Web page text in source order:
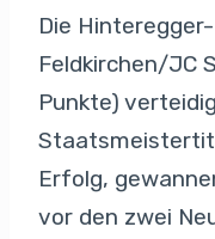
Die
Feldkirchen/JC
Punkte)
Erfolg,
vor den zwei